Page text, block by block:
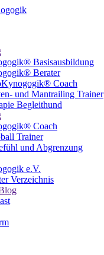
Basisausbildung
Berater
Coach
und Mantrailing Trainer
Begleithund
Coach
Trainer
und Abgrenzung
e.V.
Verzeichnis